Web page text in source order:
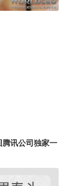
腾讯公司独家一